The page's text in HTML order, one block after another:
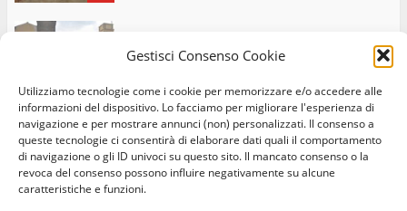
Gestisci Consenso Cookie
Utilizziamo tecnologie come i cookie per memorizzare e/o accedere alle
informazioni del dispositivo. Lo facciamo per migliorare l'esperienza di
navigazione e per mostrare annunci (non) personalizzati. Il consenso a
queste tecnologie ci consentirà di elaborare dati quali il comportamento
di navigazione o gli ID univoci su questo sito. Il mancato consenso o la
revoca del consenso possono influire negativamente su alcune
caratteristiche e funzioni.
6
Trasporto pubblico locale, trasferimento
capolinea al terminal Riello dal 15 al 17
giugno
15 Giugno 2023
Giochi Sportivi Studenteschi di Atletica a
Viterbo
Home Privacy Policy Cookie Policy